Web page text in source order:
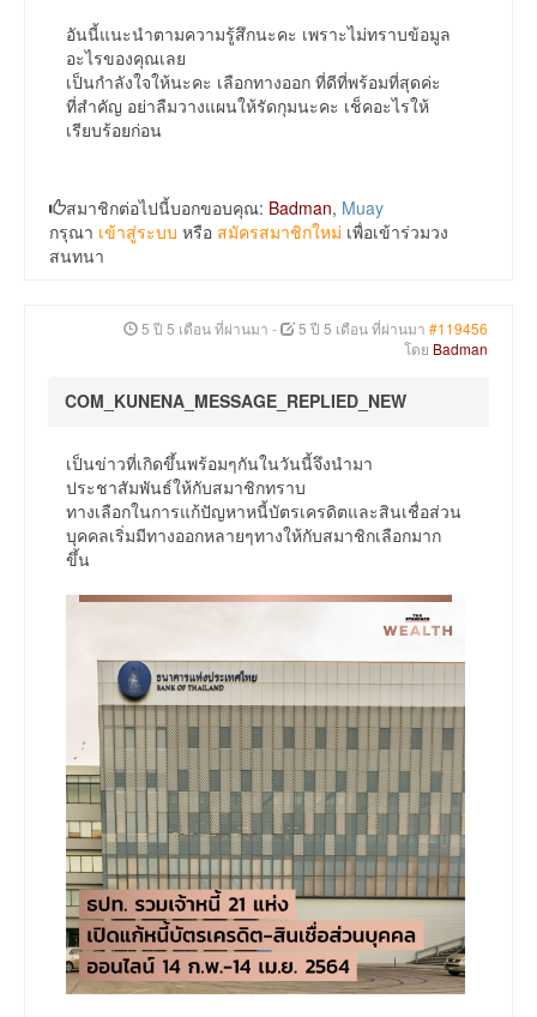
อันนี้แนะนำตามความรู้สึกนะคะ เพราะไม่ทราบข้อมูล
อะไรของคุณเลย
เป็นกำลังใจให้นะคะ เลือกทางออก ที่ดีที่พร้อมที่สุดค่ะ
ที่สำคัญ อย่าลืมวางแผนให้รัดกุมนะคะ เช็คอะไรให้
เรียบร้อยก่อน
สมาชิกต่อไปนี้บอกขอบคุณ: Badman, Muay
กรุณา เข้าสู่ระบบ หรือ สมัครสมาชิกใหม่ เพื่อเข้าร่วมวง
สนทนา
5 ปี 5 เดือน ที่ผ่านมา - 5 ปี 5 เดือน ที่ผ่านมา #119456
โดย Badman
COM_KUNENA_MESSAGE_REPLIED_NEW
เป็นข่าวที่เกิดขึ้นพร้อมๆกันในวันนี้จึงนำมา
ประชาสัมพันธ์ให้กับสมาชิกทราบ
ทางเลือกในการแก้ปัญหาหนี้บัตรเครดิตและสินเชื่อส่วน
บุคคลเริ่มมีทางออกหลายๆทางให้กับสมาชิกเลือกมาก
ขึ้น